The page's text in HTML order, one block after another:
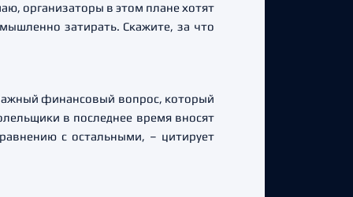
организаторы в этом плане хотят
затирать. Скажите, за что
финансовый вопрос, который
в последнее время вносят
с остальными, – цитирует